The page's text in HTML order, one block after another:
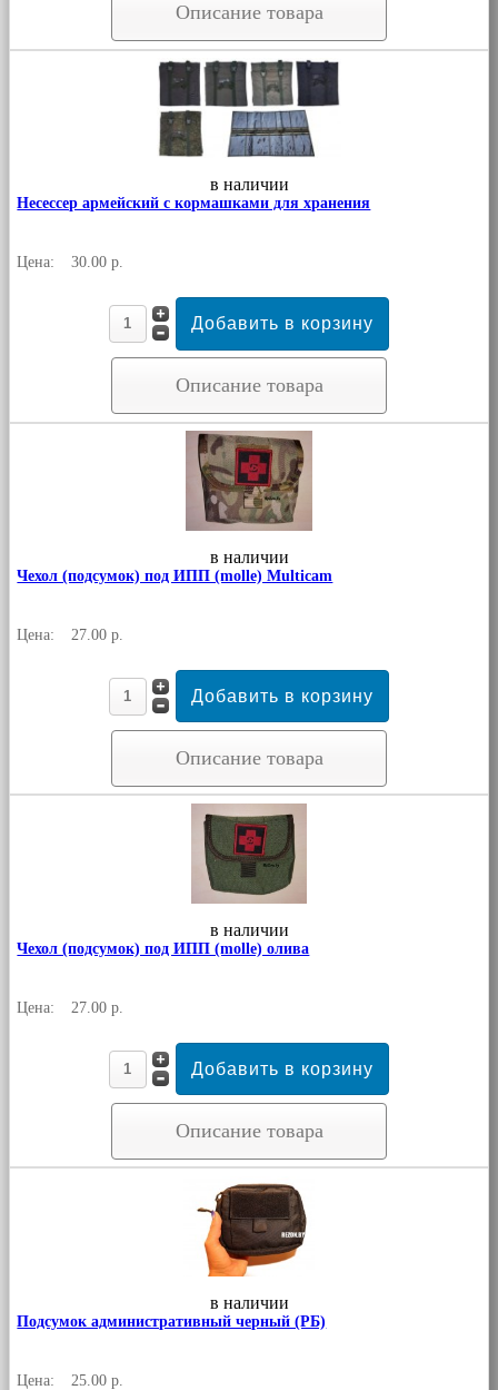
Описание товара
в наличии
Несессер армейский с кормашками для хранения
Цена: 30.00 р.
Описание товара
в наличии
Чехол (подсумок) под ИПП (molle) Multicam
Цена: 27.00 р.
Описание товара
в наличии
Чехол (подсумок) под ИПП (molle) олива
Цена: 27.00 р.
Описание товара
в наличии
Подсумок административный черный (РБ)
Цена: 25.00 р.